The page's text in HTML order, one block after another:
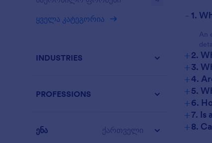
- 1.
An
+2.
+3.
+4.
+5.
+6.
+7. Is
+8.
ყველა კატეგორია
INDUSTRIES
PROFESSIONS
ენა ქართველი